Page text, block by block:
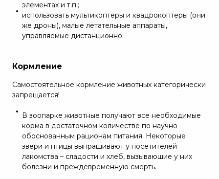
элементах и т.п.;
использовать мультикоптеры и квадрокоптеры (они
же дроны), малые летательные аппараты,
управляемые дистанционно.
Кормление
Самостоятельное кормление животных категорически
запрещается!
В зоопарке животные получают все необходимые
корма в достаточном количестве по научно
обоснованным рационам питания. Некоторые
звери и птицы выпрашивают у посетителей
лакомства – сладости и хлеб, вызывающие у них
болезни и преждевременную смерть.